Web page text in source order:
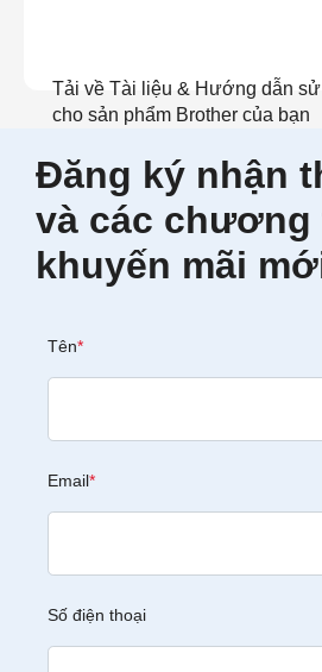
Tải về Tài liệu & Hướng dẫn
cho sản phẩm Brother của bạn
Xem tài liệu
Đăng ký nhận
và các chương
khuyến mãi
Tên*
Email*
Số điện thoại